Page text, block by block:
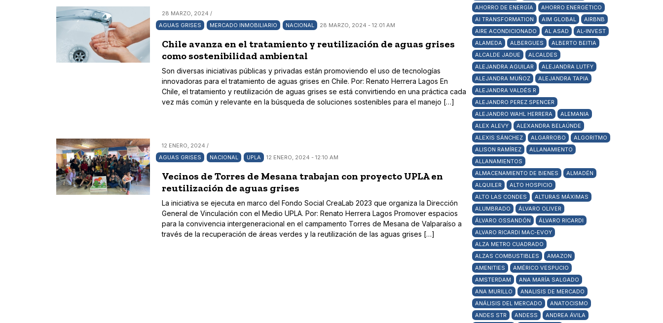
28 MARZO, 2024 /
AGUAS GRISES
MERCADO INMOBILIARIO NACIONAL 28 MARZO, 2024 - 12:01 AM
Chile avanza en el tratamiento y reutilización de aguas grises
como sostenibilidad ambiental
Son diversas iniciativas públicas y privadas están promoviendo el uso de tecnologías
innovadoras para el tratamiento de aguas grises en Chile. Por: Renato Herrera Lagos En
Chile, el tratamiento y reutilización de aguas grises se está convirtiendo en una práctica cada
vez más común y relevante en la búsqueda de soluciones sostenibles para el manejo […]
12 ENERO, 2024 /
AGUAS GRISES
NACIONAL UPLA 12 ENERO, 2024 - 12:10 AM
Vecinos de Torres de Mesana trabajan con proyecto UPLA en
reutilización de aguas grises
La iniciativa se ejecuta en marco del Fondo Social CreaLab 2023 que organiza la Dirección
General de Vinculación con el Medio UPLA. Por: Renato Herrera Lagos Promover espacios
para la convivencia intergeneracional en el campamento Torres de Mesana de Valparaíso a
través de la recuperación de áreas verdes y la reutilización de las aguas grises […]
AHORRO DE ENERGÍA
AHORRO ENERGÉTICO
AI TRANSFORMATION
AIM GLOBAL
AIRBNB
AIRE ACONDICIONADO
AL ASAD
AL-INVEST
ALAMEDA
ALBERGUES
ALBERTO BEITIA
ALCALDE JADUE
ALCALDES
ALEJANDRA AGUILAR
ALEJANDRA LUTFY
ALEJANDRA MUÑOZ
ALEJANDRA TAPIA
ALEJANDRA VALDÉS R
ALEJANDRO PEREZ SPENCER
ALEJANDRO WAHL HERRERA
ALEMANIA
ALEX ALEVY
ALEXANDRA BELAÚNDE
ALEXIS SÁNCHEZ
ALGARROBO
ALGORITMO
ALISON RAMÍREZ
ALLANAMIENTO
ALLANAMIENTOS
ALMACENAMIENTO DE BIENES
ALMADÉN
ALQUILER
ALTO HOSPICIO
ALTO LAS CONDES
ALTURAS MÁXIMAS
ALUMBRADO
ÁLVARO OLIVER
ÁLVARO OSSANDÓN
ÁLVARO RICARDI
ALVARO RICARDI MAC-EVOY
ALZA METRO CUADRADO
ALZAS COMBUSTIBLES
AMAZON
AMENITIES
AMÉRICO VESPUCIO
AMSTERDAM
ANA MARÍA SALGADO
ANA MURILLO
ANALISIS DE MERCADO
ANÁLISIS DEL MERCADO
ANATOCISMO
ANDES STR
ANDESS
ANDREA ÁVILA